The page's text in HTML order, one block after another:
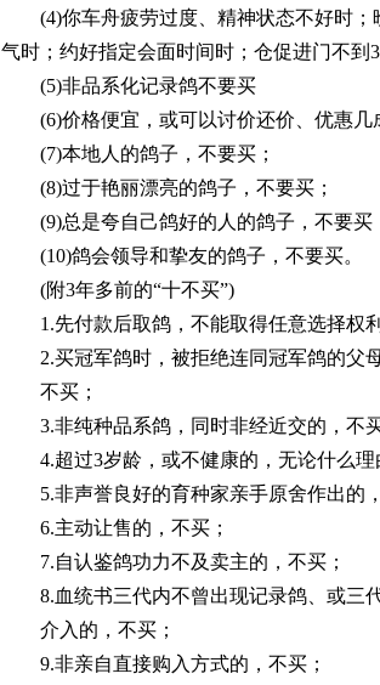
(4)你车舟疲劳过度、精神状态不好时；
气时；约好指定会面时间时；仓促进门不到
(5)非品系化记录鸽不要买
(6)价格便宜，或可以讨价还价、优惠几
(7)本地人的鸽子，不要买；
(8)过于艳丽漂亮的鸽子，不要买；
(9)总是夸自己鸽好的人的鸽子，不要买
(10)鸽会领导和挚友的鸽子，不要买。
(附3年多前的“十不买”)
1.先付款后取鸽，不能取得任意选择权利
2.买冠军鸽时，被拒绝连同冠军鸽的父母
不买；
3.非纯种品系鸽，同时非经近交的，不买
4.超过3岁龄，或不健康的，无论什么理
5.非声誉良好的育种家亲手原舍作出的，
6.主动让售的，不买；
7.自认鉴鸽功力不及卖主的，不买；
8.血统书三代内不曾出现记录鸽、或三
介入的，不买；
9.非亲自直接购入方式的，不买；